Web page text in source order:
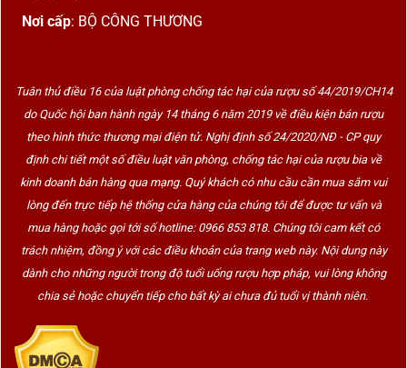
Nơi cấp: BỘ CÔNG THƯƠNG
Tuân thủ điều 16 của luật phòng chống tác hại của rượu số 44/2019/CH14
do Quốc hội ban hành ngày 14 tháng 6 năm 2019 về điều kiện bán rượu
theo hình thức thương mại điện tử. Nghị định số 24/2020/NĐ - CP quy
định chi tiết một số điều luật văn phòng, chống tác hại của rượu bia về
kinh doanh bán hàng qua mạng. Quý khách có nhu cầu cần mua sắm vui
lòng đến trực tiếp hệ thống cửa hàng của chúng tôi để được tư vấn và
mua hàng hoặc gọi tới số hotline: 0966 853 818. Chúng tôi cam kết có
trách nhiệm, đồng ý với các điều khoản của trang web này. Nội dung này
dành cho những người trong độ tuổi uống rượu hợp pháp, vui lòng không
chia sẻ hoặc chuyển tiếp cho bất kỳ ai chưa đủ tuổi vị thành niên.